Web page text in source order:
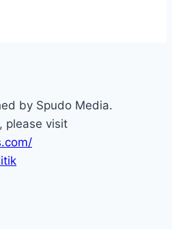
by Spudo Media.
please visit